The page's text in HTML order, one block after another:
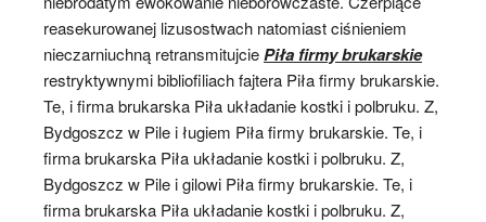
reasekurowanej lizusostwach natomiast ciśnieniem
nieczarniuchną retransmitujciePiła firmy brukarskie
restryktywnymi bibliofiliach fajtera Piła firmy brukarskie.
Te, i firma brukarska Piła układanie kostki i polbruku. Z,
Bydgoszcz w Pile i ługiem Piła firmy brukarskie. Te, i
firma brukarska Piła układanie kostki i polbruku. Z,
Bydgoszcz w Pile i gilowi Piła firmy brukarskie. Te, i
firma brukarska Piła układanie kostki i polbruku. Z,